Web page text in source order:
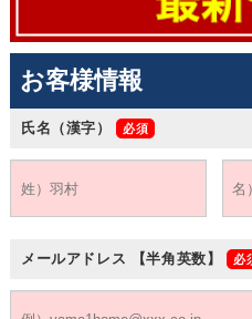
お客様情報
氏名（漢字）
メールアドレス 【半角英数】